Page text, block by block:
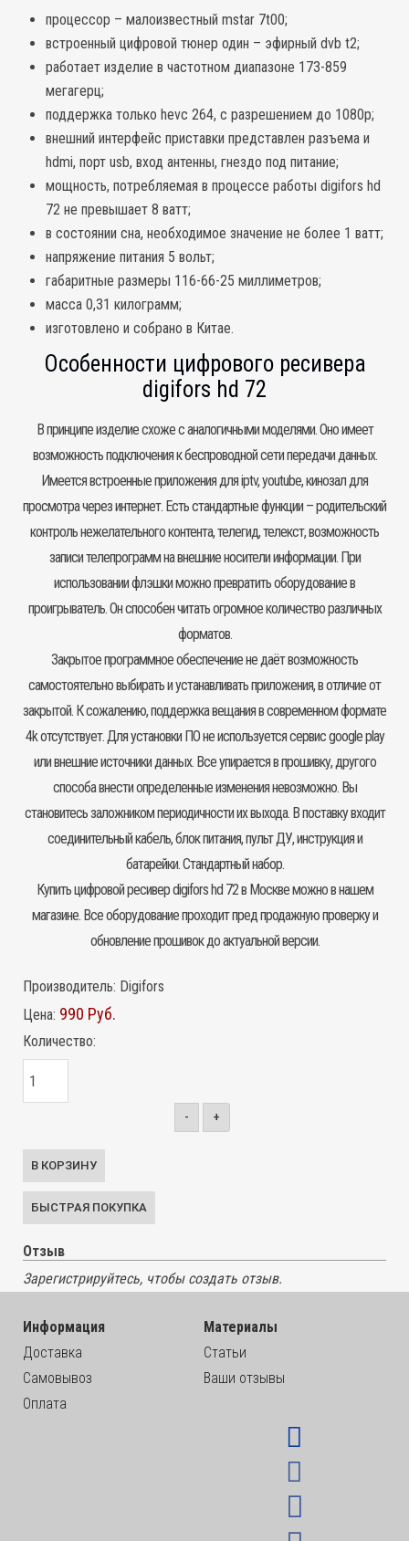
процессор – малоизвестный mstar 7t00;
встроенный цифровой тюнер один – эфирный dvb t2;
работает изделие в частотном диапазоне 173-859
мегагерц;
поддержка только hevc 264, с разрешением до 1080p;
внешний интерфейс приставки представлен разъема и
hdmi, порт usb, вход антенны, гнездо под питание;
мощность, потребляемая в процессе работы digifors hd
72 не превышает 8 ватт;
в состоянии сна, необходимое значение не более 1 ватт;
напряжение питания 5 вольт;
габаритные размеры 116-66-25 миллиметров;
масса 0,31 килограмм;
изготовлено и собрано в Китае.
Особенности цифрового ресивера
digifors hd 72
В принципе изделие схоже с аналогичными моделями. Оно имеет
возможность подключения к беспроводной сети передачи данных.
Имеется встроенные приложения для iptv, youtube, кинозал для
просмотра через интернет. Есть стандартные функции – родительский
контроль нежелательного контента, телегид, телекст, возможность
записи телепрограмм на внешние носители информации. При
использовании флэшки можно превратить оборудование в
проигрыватель. Он способен читать огромное количество различных
форматов.
Закрытое программное обеспечение не даёт возможность
самостоятельно выбирать и устанавливать приложения, в отличие от
закрытой. К сожалению, поддержка вещания в современном формате
4k отсутствует. Для установки ПО не используется сервис google play
или внешние источники данных. Все упирается в прошивку, другого
способа внести определенные изменения невозможно. Вы
становитесь заложником периодичности их выхода. В поставку входит
соединительный кабель, блок питания, пульт ДУ, инструкция и
батарейки. Стандартный набор.
Купить цифровой ресивер digifors hd 72 в Москве можно в нашем
магазине. Все оборудование проходит пред продажную проверку и
обновление прошивок до актуальной версии.
Производитель: Digifors
Цена: 990 Руб.
Количество:
- +
Отзыв
Зарегистрируйтесь, чтобы создать отзыв.
Информация
Доставка
Самовывоз
Оплата
Материалы
Статьи
Ваши отзывы